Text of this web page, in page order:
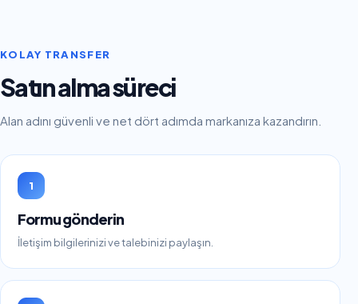
KOLAY TRANSFER
Satın alma süreci
Alan adını güvenli ve net dört adımda markanıza kazandırın.
1
Formu gönderin
İletişim bilgilerinizi ve talebinizi paylaşın.